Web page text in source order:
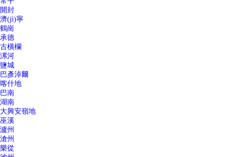
開封
濟(jì)寧
鶴崗
承德
古橫欄
漯河
鹽城
巴彥淖爾
喀什地
巴南
湖南
大興安嶺地
巫溪
瀘州
滄州
樂從